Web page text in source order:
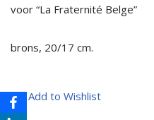
voor “La Fraternité Belge”
brons, 20/17 cm.
Add to Wishlist